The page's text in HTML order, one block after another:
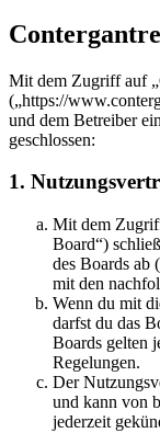
Mit dem Zugriff auf
(„https://
und dem Betreiber
geschlossen:
1.
Mit dem
Board“)
des Boards ab
mit den
Wenn du mit
darfst du das
Boards gelten
Regelungen.
Der
und kann von
jederzeit